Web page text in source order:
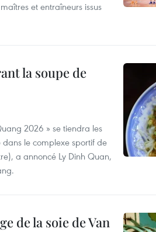
et entraîneurs issus
la soupe de
2026 » se tiendra les
le complexe sportif de
a annoncé Ly Dinh Quan,
de la soie de Van